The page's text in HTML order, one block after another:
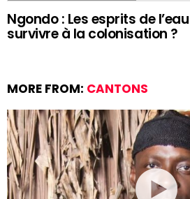
Ngondo : Les esprits de
survivre à la colonisation ?
MORE FROM: CANTONS